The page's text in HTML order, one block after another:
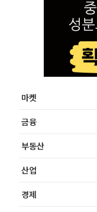
마켓
금융
부동산
산업
경제